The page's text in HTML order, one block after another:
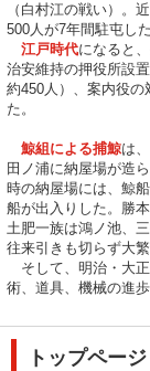
（白村江の戦い）。
500人が7年間駐屯した
江戸時代になると
治安維持の押役所設
約450人）、案内役
た。
鯨組による捕鯨は
田ノ浦に納屋場が造
時の納屋場には、鯨
船が出入りした。勝
土肥一族は鴻ノ池、
往来引きも切らず大繁
そして、明治・大
術、道具、機械の進
トップページ